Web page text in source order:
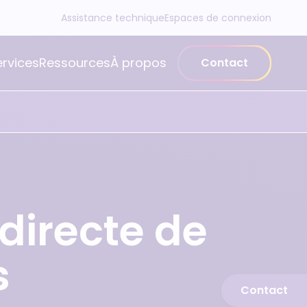
Assistance techniqueEspaces de connexion
RessourcesÀ propos Contact
Contact
de